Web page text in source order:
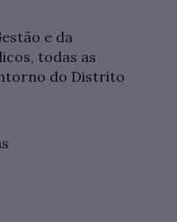
e da
todas as
do Distrito